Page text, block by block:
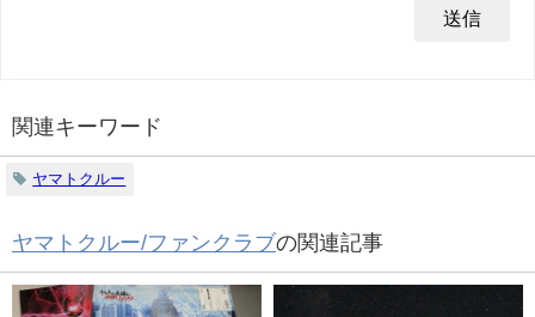
関連キーワード
ヤマトクルー
ヤマトクルー/ファンクラブの関連記事